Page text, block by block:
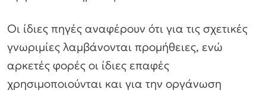
Οι ίδιες πηγές αναφέρουν ότι για τις σχετικές
γνωριμίες λαμβάνονται προμήθειες, ενώ
αρκετές φορές οι ίδιες επαφές
χρησιμοποιούνται και για την οργάνωση